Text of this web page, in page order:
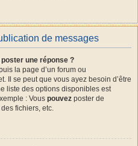
de messages
une réponse ?
la page d’un forum ou
Il se peut que vous ayez besoin d’être
liste des options disponibles est
: Vous pouvez poster de
fichiers, etc.